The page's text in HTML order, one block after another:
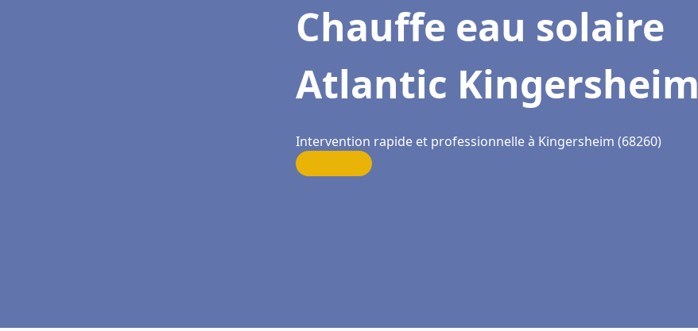
Chauffe eau solaire
Atlantic Kingersheim
Intervention rapide et professionnelle à Kingersheim (68260)